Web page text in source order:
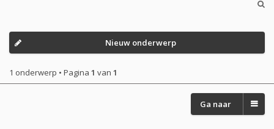
Nieuw onderwerp
1 onderwerp • Pagina 1 van 1
Ga naar